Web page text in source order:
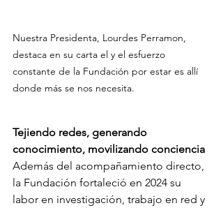
Nuestra Presidenta, Lourdes Perramon,
destaca en su carta el y el esfuerzo
constante de la Fundación por estar es allí
donde más se nos necesita.
Tejiendo redes, generando
conocimiento, movilizando conciencia
Además del acompañamiento directo,
la Fundación fortaleció en 2024 su
labor en investigación, trabajo en red y